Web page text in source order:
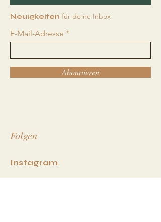
Neuigkeiten für deine Inbox
E-Mail-Adresse
Abonnieren
Folgen
Instagram